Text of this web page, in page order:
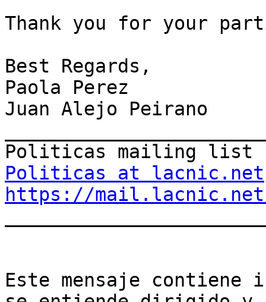
Thank you for your
Best Regards,
Paola Perez
Juan Alejo Peirano
Politicas at lacnic.net
https://
Este mensaje contiene